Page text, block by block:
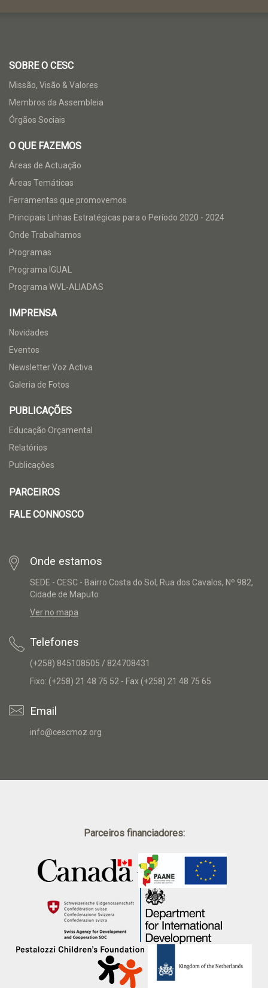
SOBRE O CESC
Missão, Visão & Valores
Membros da Assembleia
Órgãos Sociais
O QUE FAZEMOS
Áreas de Actuação
Áreas Temáticas
Ferramentas que promovemos
Principais Linhas Estratégicas para o Período 2020 - 2024
Onde Trabalhamos
Programas
Programa IGUAL
Programa WVL-ALIADAS
IMPRENSA
Novidades
Eventos
Newsletter Voz Activa
Galeria de Fotos
PUBLICAÇÕES
Educação Orçamental
Relatórios
Publicações
PARCEIROS
FALE CONNOSCO
Onde estamos
SEDE - CESC - Bairro Costa do Sol, Rua dos Cavalos, Nº 982,
Cidade de Maputo
Ver no mapa
Telefones
(+258) 845108505 / 824708431
Fixo: (+258) 21 48 75 52 - Fax (+258) 21 48 75 65
Email
info@cescmoz.org
Parceiros financiadores: